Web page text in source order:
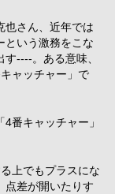
さん、近年では
という激務をこな
----。ある意味、
ャッチャー」で
番キャッチャー」
上でもプラスにな
点差が開いたりす